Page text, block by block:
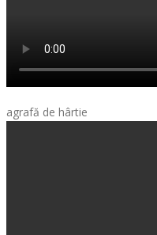
agrafă de hârtie